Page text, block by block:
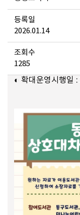
등록일
2026.01.14
조회수
1285
◐ 확대운영시행일 :